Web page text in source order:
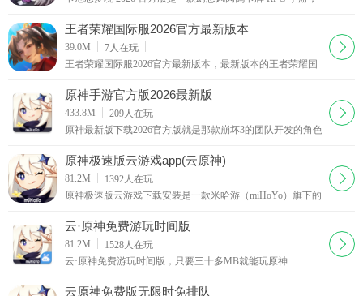
策略构筑玩法，玩家作为舰长带领伙伴战斗。战斗有闪光机
制，大招剧情有大量动画，还有崩溃机制。游戏有黑暗奇幻
故事、全新 RPG 体验、精美角色。需加载约 4GB 数据包，
要用加速器进入，角色众多且有独特背景，玩法丰富，不断
王者荣耀国际服2026官方最新版本
39.0M 7人在玩
王者荣耀国际服2026官方最新版本，最新版本的王者荣耀国
们可以与世界各地的好友们一起征战峡谷，可以体验
下载
原神手游官方版2026最新版
433.8M 209人在玩
原神最新版下载2026官方版就是那款崩坏3的团队开发的角色
富，动作战斗也是爽快无比，原神安卓版让你体验在奇幻的
下载
原神极速版云游戏app(云原神)
81.2M 1392人在玩
原神极速版云游戏下载安装是一款米哈游（miHoYo）旗下的
可享受到高品质，高帧率的游戏客户端，召集伙伴，免费畅
下载
云·原神免费游玩时间版
81.2M 1528人在玩
云·原神免费游玩时间版，只要三十多MB就能玩原神
下载庞大的数据包就能快速体验原神的游戏乐趣，您可以直
下载
云原神免费版无限时免排队